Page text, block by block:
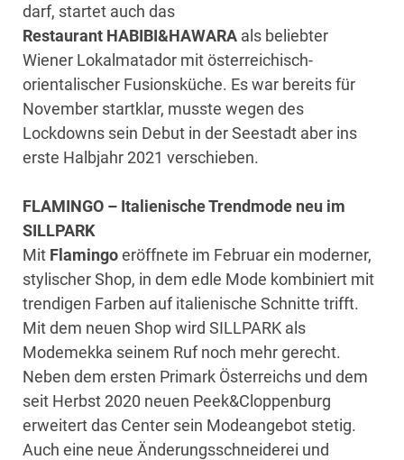
darf, startet auch das
Restaurant HABIBI&HAWARA als beliebter
Wiener Lokalmatador mit österreichisch-
orientalischer Fusionsküche. Es war bereits für
November startklar, musste wegen des
Lockdowns sein Debut in der Seestadt aber ins
erste Halbjahr 2021 verschieben.
FLAMINGO – Italienische Trendmode neu im
SILLPARK
Mit Flamingoeröffnete im Februar ein moderner,
stylischer Shop, in dem edle Mode kombiniert mit
trendigen Farben auf italienische Schnitte trifft.
Mit dem neuen Shop wird SILLPARK als
Modemekka seinem Ruf noch mehr gerecht.
Neben dem ersten Primark Österreichs und dem
seit Herbst 2020 neuen Peek&Cloppenburg
erweitert das Center sein Modeangebot stetig.
Auch eine neue Änderungsschneiderei und